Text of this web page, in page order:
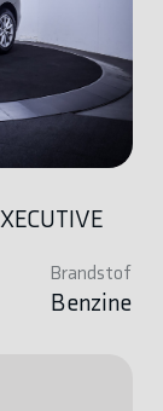
Brandstof
Benzine